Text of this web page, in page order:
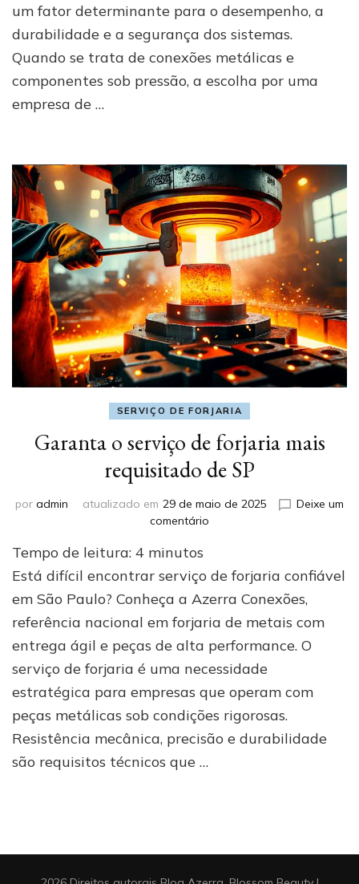
um fator determinante para o desempenho, a
durabilidade e a segurança dos sistemas.
Quando se trata de conexões metálicas e
componentes sob pressão, a escolha por uma
empresa de …
SERVIÇO DE FORJARIA
Garanta o serviço de forjaria mais
requisitado de SP
por admin atualizado em 29 de maio de 2025
Deixe um
comentário
serviço
forjaria
mais
requisitado
de
SP
Tempo de leitura: 4 minutos
Está difícil encontrar serviço de forjaria confiável
em São Paulo? Conheça a Azerra Conexões,
referência nacional em forjaria de metais com
entrega ágil e peças de alta performance. O
serviço de forjaria é uma necessidade
estratégica para empresas que operam com
peças metálicas sob condições rigorosas.
Resistência mecânica, precisão e durabilidade
são requisitos técnicos que …